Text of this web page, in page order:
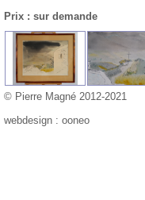
Prix : sur demande
© Pierre Magné 2012-2021
webdesign : ooneo